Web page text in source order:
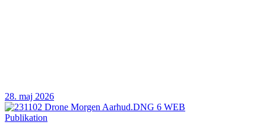
28. maj 2026
Publikation